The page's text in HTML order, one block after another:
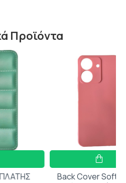
Προϊόντα
Back Cover Soft Touch